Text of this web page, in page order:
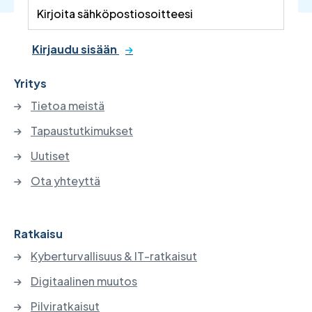
Kirjaudu sisään
Yritys
Tietoa meistä
Tapaustutkimukset
Uutiset
Ota yhteyttä
Ratkaisu
Kyberturvallisuus & IT-ratkaisut
Digitaalinen muutos
Pilviratkaisut